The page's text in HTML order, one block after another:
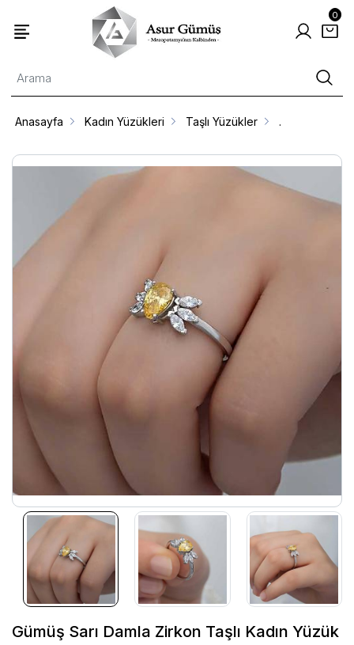
0
Anasayfa Kadın Yüzükleri Taşlı Yüzükler .
Gümüş Sarı Damla Zirkon Taşlı Kadın Yüzük